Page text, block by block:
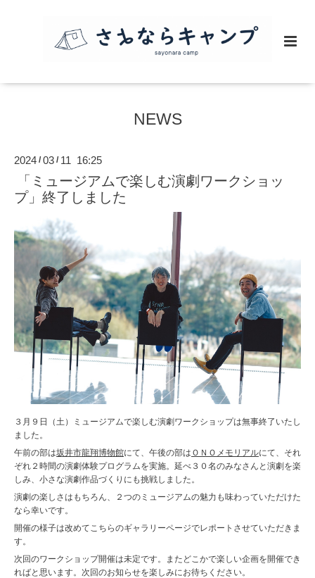
NEWS
2024 /03 / 11 16:25
「ミュージアムで楽しむ演劇ワークショッ
プ」終了しました
３月９日（土）ミュージアムで楽しむ演劇ワークショップは無事終了いたし
ました。
午前の部は坂井市龍翔博物館にて、午後の部は ＯＮＯメモリアルにて、それ
ぞれ２時間の演劇体験プログラムを実施。延べ３０名のみなさんと演劇を楽
しみ、小さな演劇作品づくりにも挑戦しました。
演劇の楽しさはもちろん、２つのミュージアムの魅力も味わっていただけた
なら幸いです。
開催の様子は改めてこちらのギャラリーページでレポートさせていただきま
す。
次回のワークショップ開催は未定です。またどこかで楽しい企画を開催でき
ればと思います。次回のお知らせを楽しみにお待ちください。